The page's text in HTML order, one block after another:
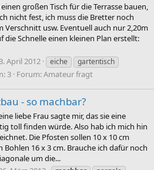
großen Tisch für die Terrasse bauen,
nicht fest, ich muss die Bretter noch
Verschnitt usw. Eventuell auch nur 2,20m
die Schnelle einen kleinen Plan erstellt:
3. April 2012 eiche
gartentisch
3 Forum:Amateur fragt
- so machbar?
liebe Frau sagte mir, das sie eine
toll finden würde. Also hab ich mich hin
Die Pfosten sollen 10 x 10 cm
16 x 3 cm. Brauche ich dafür noch
um die...